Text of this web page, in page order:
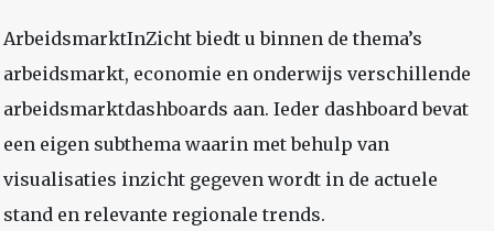
ArbeidsmarktInZicht biedt u binnen de thema’s
arbeidsmarkt, economie en onderwijs verschillende
arbeidsmarktdashboards aan. Ieder dashboard bevat
een eigen subthema waarin met behulp van
visualisaties inzicht gegeven wordt in de actuele
stand en relevante regionale trends.